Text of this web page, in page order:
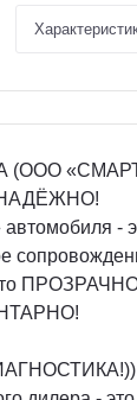
«СМАРТ-
НАДЁЖНО!
автомобиля